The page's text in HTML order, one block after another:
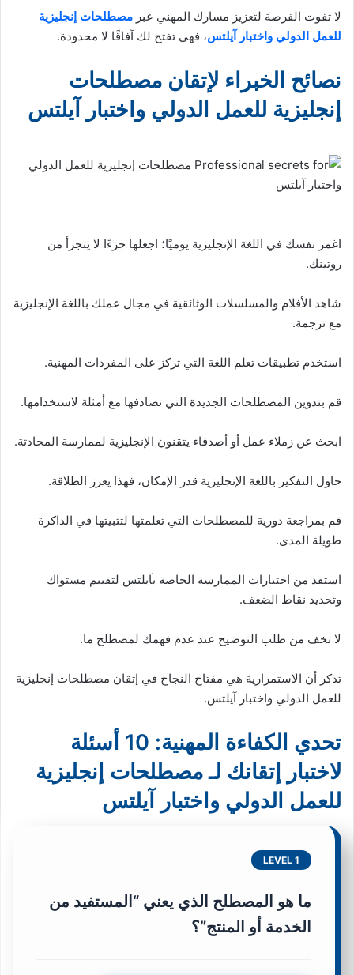
لا تفوت الفرصة لتعزيز مسارك المهني عبر مصطلحات إنجليزية
للعمل الدولي واختبار آيلتس، فهي تفتح لك آفاقًا لا محدودة.
نصائح الخبراء لإتقان مصطلحات
إنجليزية للعمل الدولي واختبار آيلتس
اغمر نفسك في اللغة الإنجليزية يوميًا؛ اجعلها جزءًا لا يتجزأ من
روتينك.
شاهد الأفلام والمسلسلات الوثائقية في مجال عملك باللغة الإنجليزية
مع ترجمة.
استخدم تطبيقات تعلم اللغة التي تركز على المفردات المهنية.
قم بتدوين المصطلحات الجديدة التي تصادفها مع أمثلة لاستخدامها.
ابحث عن زملاء عمل أو أصدقاء يتقنون الإنجليزية لممارسة المحادثة.
حاول التفكير باللغة الإنجليزية قدر الإمكان، فهذا يعزز الطلاقة.
قم بمراجعة دورية للمصطلحات التي تعلمتها لتثبيتها في الذاكرة
طويلة المدى.
استفد من اختبارات الممارسة الخاصة بآيلتس لتقييم مستواك
وتحديد نقاط الضعف.
لا تخف من طلب التوضيح عند عدم فهمك لمصطلح ما.
تذكر أن الاستمرارية هي مفتاح النجاح في إتقان مصطلحات إنجليزية
للعمل الدولي واختبار آيلتس.
تحدي الكفاءة المهنية: 10 أسئلة
لاختبار إتقانك لـ مصطلحات إنجليزية
للعمل الدولي واختبار آيلتس
LEVEL 1
ما هو المصطلح الذي يعني “المستفيد من
الخدمة أو المنتج”؟